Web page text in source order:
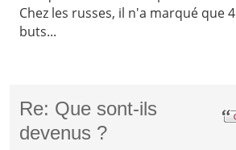
Chez les russes, il n'a marqué que 4
buts...
Re: Que sont-ils
devenus ?